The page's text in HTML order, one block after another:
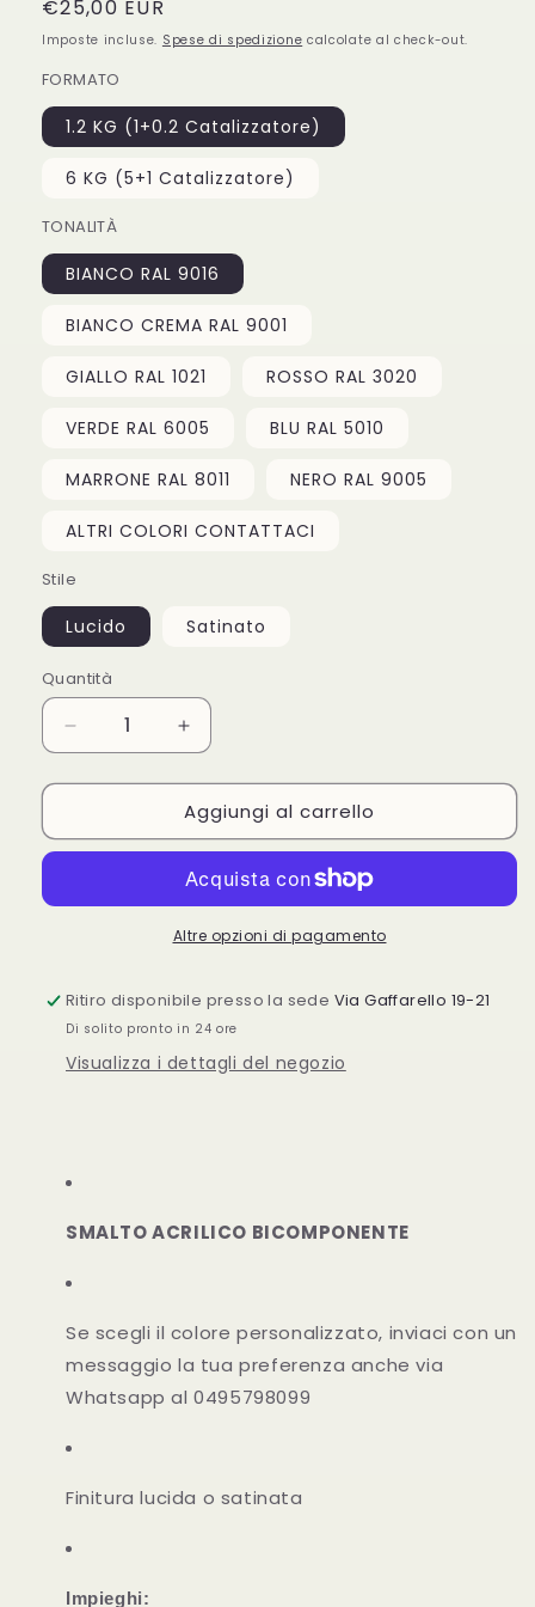
Prezzo
di
€25,00 EUR
Imposte incluse. Spese di spedizione calcolate al check-out.
FORMATO
1.2 KG (1+0.2 Catalizzatore)
6 KG (5+1 Catalizzatore)
TONALITÀ
BIANCO RAL 9016
BIANCO CREMA RAL 9001
GIALLO RAL 1021 ROSSO RAL 3020
VERDE RAL 6005 BLU RAL 5010
MARRONE RAL 8011 NERO RAL 9005
ALTRI COLORI CONTATTACI
Stile
Lucido Satinato
Quantità
Quantità
Diminuisci
quantità
per
VERNICE
Bicomponente
Aumenta
quantità
per
SMALTO
VERNICE
Bicomponente
Aggiungi al carrello
Altre opzioni di pagamento
Ritiro disponibile presso la sede Via Gaffarello 19-21
Di solito pronto in 24 ore
Visualizza i dettagli del negozio
SMALTO ACRILICO BICOMPONENTE
Se scegli il colore personalizzato, inviaci con un
messaggio la tua preferenza anche via
Whatsapp al 0495798099
Finitura lucida o satinata
Impieghi: